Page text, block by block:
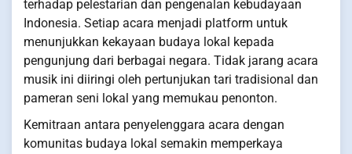
terhadap pelestarian dan pengenalan kebudayaan
Indonesia. Setiap acara menjadi platform untuk
menunjukkan kekayaan budaya lokal kepada
pengunjung dari berbagai negara. Tidak jarang acara
musik ini diiringi oleh pertunjukan tari tradisional dan
pameran seni lokal yang memukau penonton.
Kemitraan antara penyelenggara acara dengan
komunitas budaya lokal semakin memperkaya